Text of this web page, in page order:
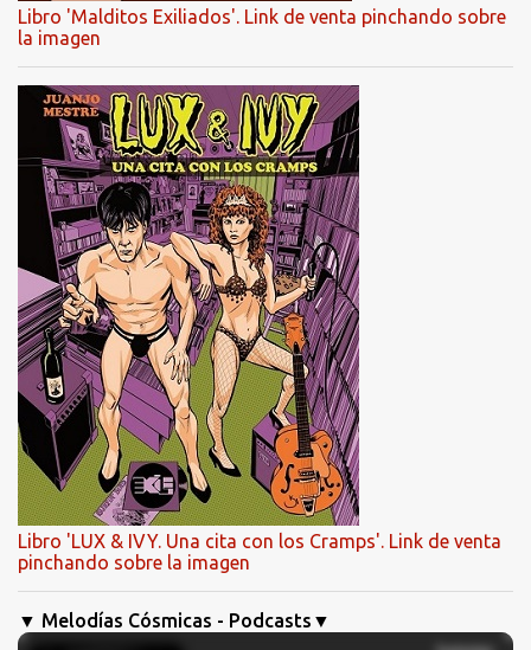
Libro 'Malditos Exiliados'. Link de venta pinchando sobre
la imagen
Libro 'LUX & IVY. Una cita con los Cramps'. Link de venta
pinchando sobre la imagen
▼ Melodías Cósmicas - Podcasts▼